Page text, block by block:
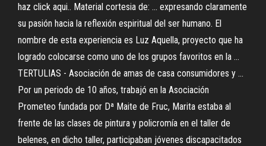
haz click aqui.. Material cortesia de: ... expresando claramente
su pasión hacia la reflexión espiritual del ser humano. El
nombre de esta experiencia es Luz Aquella, proyecto que ha
logrado colocarse como uno de los grupos favoritos en la ...
TERTULIAS - Asociación de amas de casa consumidores y ...
Por un periodo de 10 años, trabajó en la Asociación
Prometeo fundada por Dª Maite de Fruc, Marita estaba al
frente de las clases de pintura y policromía en el taller de
belenes, en dicho taller, participaban jóvenes discapacitados